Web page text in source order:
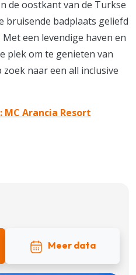
de oostkant van de Turkse
bruisende badplaats geliefd
een levendige haven en
plek om te genieten van
zoek naar een all inclusive
Arancia Resort
Meer data